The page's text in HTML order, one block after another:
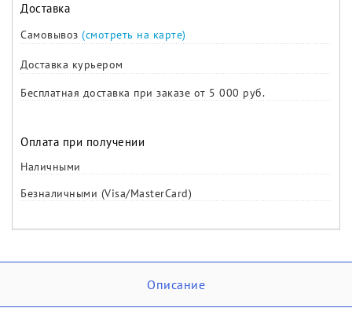
Доставка
Самовывоз (смотреть на карте)
Доставка курьером
Бесплатная доставка при заказе от 5 000 руб.
Оплата при получении
Наличными
Безналичными (Visa/MasterCard)
Описание